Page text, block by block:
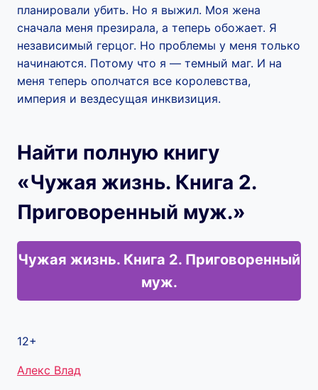
планировали убить. Но я выжил. Моя жена
сначала меня презирала, а теперь обожает. Я
независимый герцог. Но проблемы у меня только
начинаются. Потому что я — темный маг. И на
меня теперь ополчатся все королевства,
империя и вездесущая инквизиция.
Найти полную книгу
«Чужая жизнь. Книга 2.
Приговоренный муж.»
Чужая жизнь. Книга 2. Приговоренный
муж.
12+
Метки
Алекс Влад